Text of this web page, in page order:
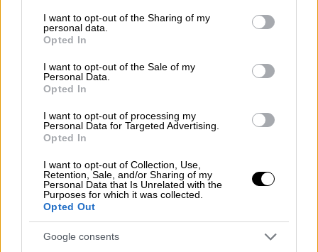
not limited to your visit or usage behaviour. You may click to
grant or deny consent to Google and its third-party tags to
use your data for below specified purposes in below Google
consent section.
I want to opt-out of the Sharing of my
personal data.
Opted In
I want to opt-out of the Sale of my
Personal Data.
Opted In
I want to opt-out of processing my
Personal Data for Targeted Advertising.
Opted In
I want to opt-out of Collection, Use,
Retention, Sale, and/or Sharing of my
Personal Data that Is Unrelated with the
Purposes for which it was collected.
Opted Out
Google consents
του Σαββάτουστην περιοχή της
Παντάνασσας
Παντάνασσας – Ροδιάς. Διερχόμενοι οδηγοί
ενημέρωσαν τους αστυνομικούς του Α.Τ.
Μαλεβιζίου για μια αιμόφυρτη γυναίκα που
βρισκόταν στο οδόστρωμα και έχρηζε
άμεσης βοήθειας.
Αστυνομικοί που έσπευσαν στο σημείο
εντόπισαν τηγυναίκα τραυματισμένη στο